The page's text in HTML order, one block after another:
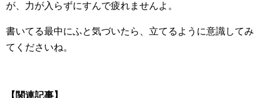
が、力が入らずにすんで疲れませんよ。
書いてる最中にふと気づいたら、立てるように意識してみ
てくださいね。
【関連記事】